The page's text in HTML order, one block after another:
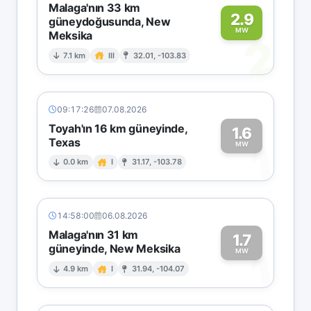
Malaga'nın 33 km
güneydoğusunda, New
Meksika
7.1 km III 32.01, -103.83
2.9
MW
2
09:17:26 07.08.2026
Toyah'ın 16 km güneyinde,
Texas
0.0 km I 31.17, -103.78
1.6
MW1
14:58:00 06.08.2026
Malaga'nın 31 km
güneyinde, New Meksika
4.9 km I 31.94, -104.07
1.7
MW1